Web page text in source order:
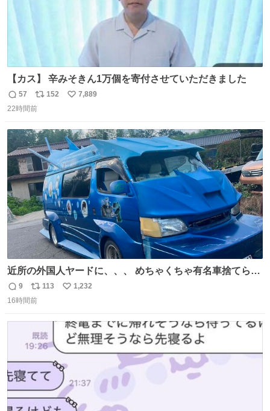
【カス】 辛みそきん1万個を寄付させていただきました
返
信
57
リ
ポ
ト
数
152
い
数
7,889
22時間前
近所の外国人ヤードに、、、 めちゃくちゃ有名車捨てられ
てました😭 外装ぼろぼろだし、、 中も何にも残ってない
し、、 可哀想に😢😢 今まで数十年お疲れ様でした、、 #バ
返
信
9
リ
ポ
ト
数
113
い
数
1,232
16時間前